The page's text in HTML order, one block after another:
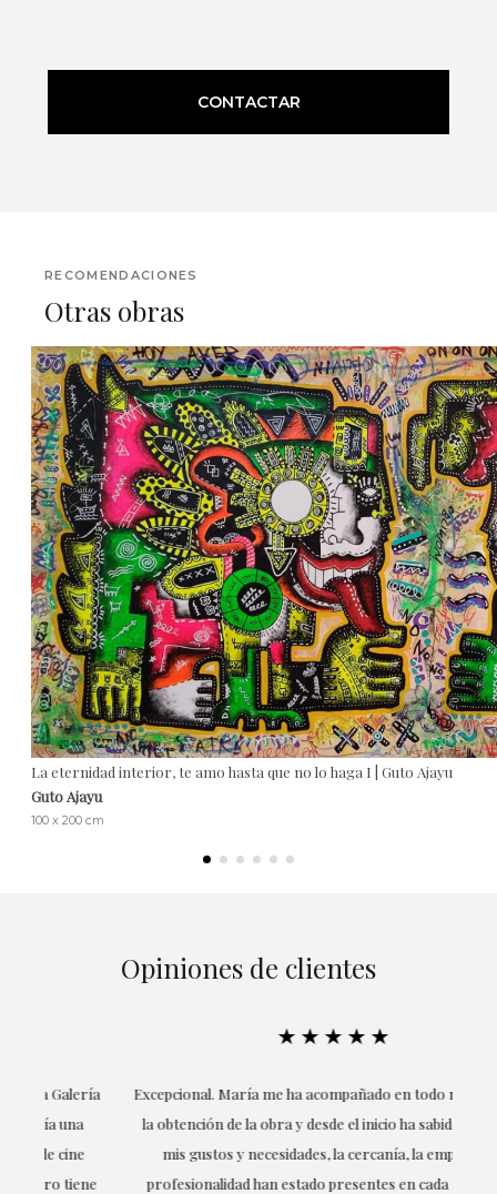
CONTACTAR
RECOMENDACIONES
Otras obras
La eternidad interior, te amo hasta que no lo haga I | Guto Ajayu
Guto Ajayu
100 x 200 cm
Opiniones de clientes
★★★★★
Excepcional. María me ha acompañado en todo momento en
la obtención de la obra y desde el inicio ha sabido entender
mis gustos y necesidades, la cercanía, la empatía y la
profesionalidad han estado presentes en cada momento,